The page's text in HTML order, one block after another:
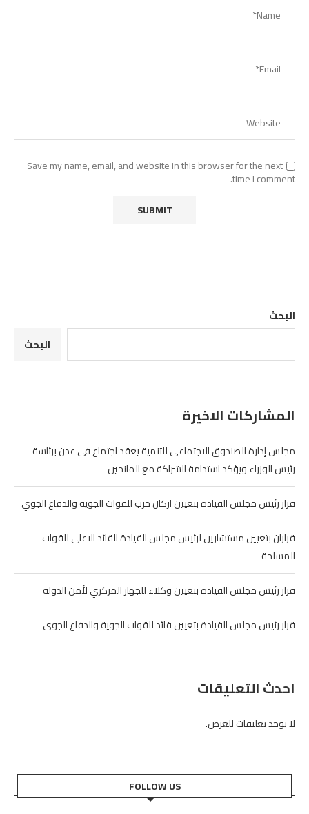
Save my name, email, and website in this browser for the next
time I comment.
البحث
البحث
المشاركات الاخيرة
مجلس إدارة الصندوق الاجتماعي للتنمية يعقد اجتماع في عدن برئاسة
رئيس الوزراء ويؤكد استدامة الشراكة مع المانحين
قرار رئيس مجلس القيادة بتعيين اركان حرب للقوات الجوية والدفاع الجوي
قراران بتعيين مستشارين لرئيس مجلس القيادة القائد الاعلى للقوات
المسلحة
قرار رئيس مجلس القيادة بتعيين وكلاء للجهاز المركزي لأمن الدولة
قرار رئيس مجلس القيادة بتعيين قائد للقوات الجوية والدفاع الجوي
احدث التعليقات
لا توجد تعليقات للعرض.
FOLLOW US